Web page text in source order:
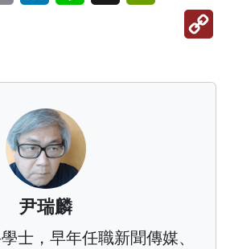
尹瑞麟
士，早年任職新聞傳媒、